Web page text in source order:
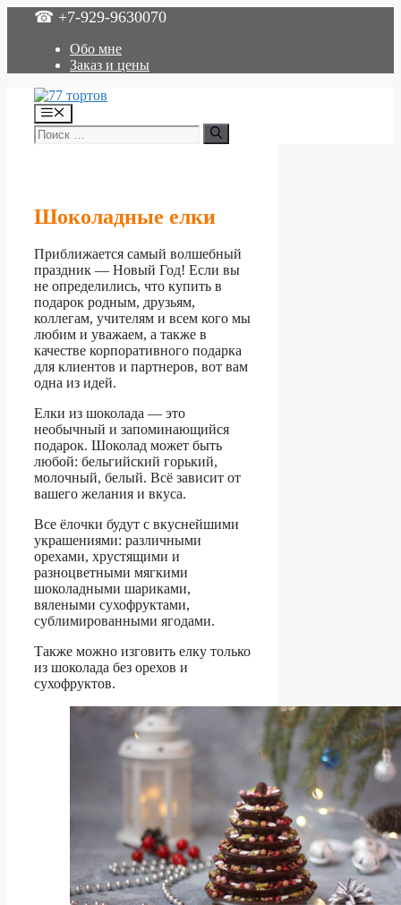
Перейти
содержимому
☎ +7-929-9630070
Обо мне
Заказ и цены
Меню
Поиск:
Шоколадные елки
Приближается самый волшебный
праздник — Новый Год! Если вы
не определились, что купить в
подарок родным, друзьям,
коллегам, учителям и всем кого мы
любим и уважаем, а также в
качестве корпоративного подарка
для клиентов и партнеров, вот вам
одна из идей.
Елки из шоколада — это
необычный и запоминающийся
подарок. Шоколад может быть
любой: бельгийский горький,
молочный, белый. Всё зависит от
вашего желания и вкуса.
Все ёлочки будут с вкуснейшими
украшениями: различными
орехами, хрустящими и
разноцветными мягкими
шоколадными шариками,
вялеными сухофруктами,
сублимированными ягодами.
Также можно изговить елку только
из шоколада без орехов и
сухофруктов.